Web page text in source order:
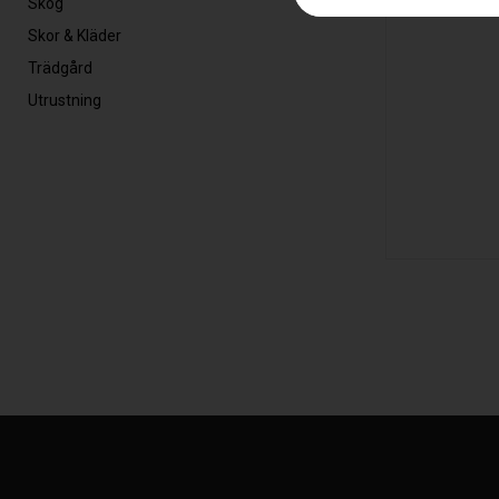
Skor & Kläder
Trädgård
Utrustning